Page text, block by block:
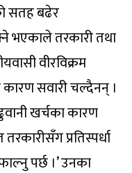
सतह बढेर
भएकाले तरकारी तथा
वीरविक्रम
कारण सवारी चल्दैनन् ।
खर्चका कारण
प्रतिस्पर्धा
पर्छ ।’ उनका